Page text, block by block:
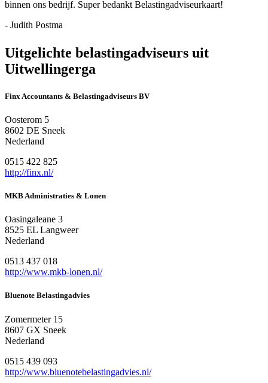
binnen ons bedrijf. Super bedankt Belastingadviseurkaart!
- Judith Postma
Uitgelichte belastingadviseurs uit
Uitwellingerga
Finx Accountants & Belastingadviseurs BV
Oosterom 5
8602 DE Sneek
Nederland
0515 422 825
http://finx.nl/
MKB Administraties & Lonen
Oasingaleane 3
8525 EL Langweer
Nederland
0513 437 018
http://www.mkb-lonen.nl/
Bluenote Belastingadvies
Zomermeter 15
8607 GX Sneek
Nederland
0515 439 093
http://www.bluenotebelastingadvies.nl/